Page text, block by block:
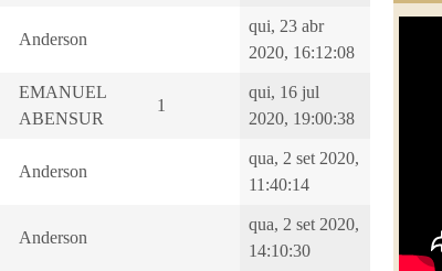
Anderson
qui, 23 abr
2020, 16:12:08
EMANUEL
ABENSUR
1
qui, 16 jul
2020, 19:00:38
Anderson
qua, 2 set 2020,
11:40:14
Anderson
qua, 2 set 2020,
14:10:30